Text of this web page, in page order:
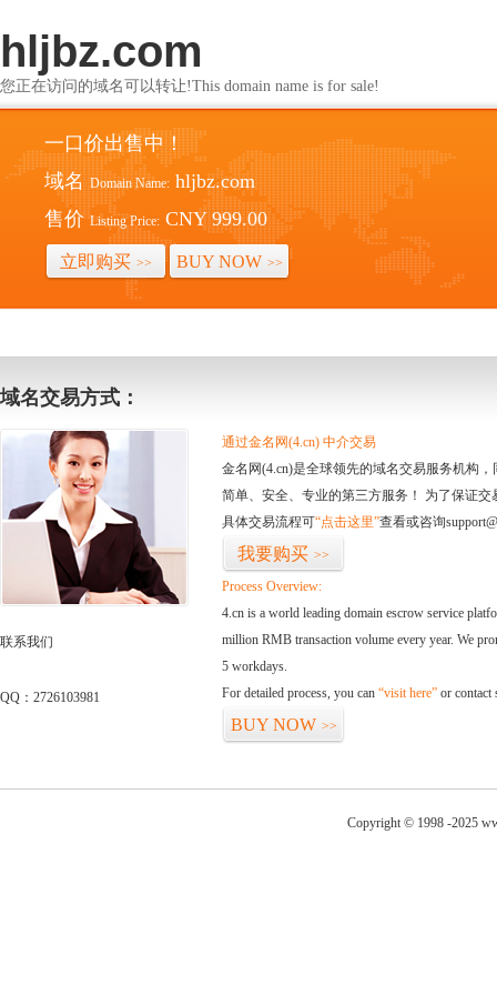
hljbz.com
您正在访问的域名可以转让!This domain name is for sale!
一口价出售中！
域名 Domain Name: hljbz.com
售价 Listing Price: CNY 999.00
立即购买 >> BUY NOW >>
域名交易方式：
联系我们
QQ：2726103981
通过金名网(4.cn) 中介交易
金名网(4.cn)是全球领先的域名交易服务机构
简单、安全、专业的第三方服务！ 为了保证
具体交易流程可“点击这里”查看或咨询
我要购买 >>
Process Overview:
4.cn is a world leading domain escrow service
million RMB transaction volume every year. We
5 workdays.
For detailed process, you can “visit here” or contact
BUY NOW >>
Copyright © 1998 -2025